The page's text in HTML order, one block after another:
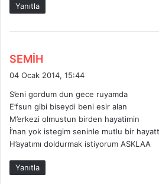
Yanıtla
SEMİH
i
k
i
04 Ocak 2014, 15:44
S’eni gordum dun gece ruyamda
E’fsun gibi biseydi beni esir alan
M’erkezi olmustun birden hayatimin
İ’nan yok istegim seninle mutlu bir
H’ayatımı doldurmak istiyorum ASKLAA
Yanıtla